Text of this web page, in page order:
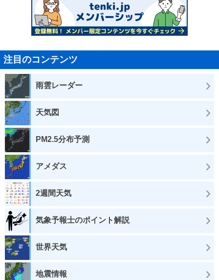
注目のコンテンツ
雨雲レーダー
天気図
PM2.5分布予測
アメダス
2週間天気
気象予報士のポイント解説
世界天気
地震情報